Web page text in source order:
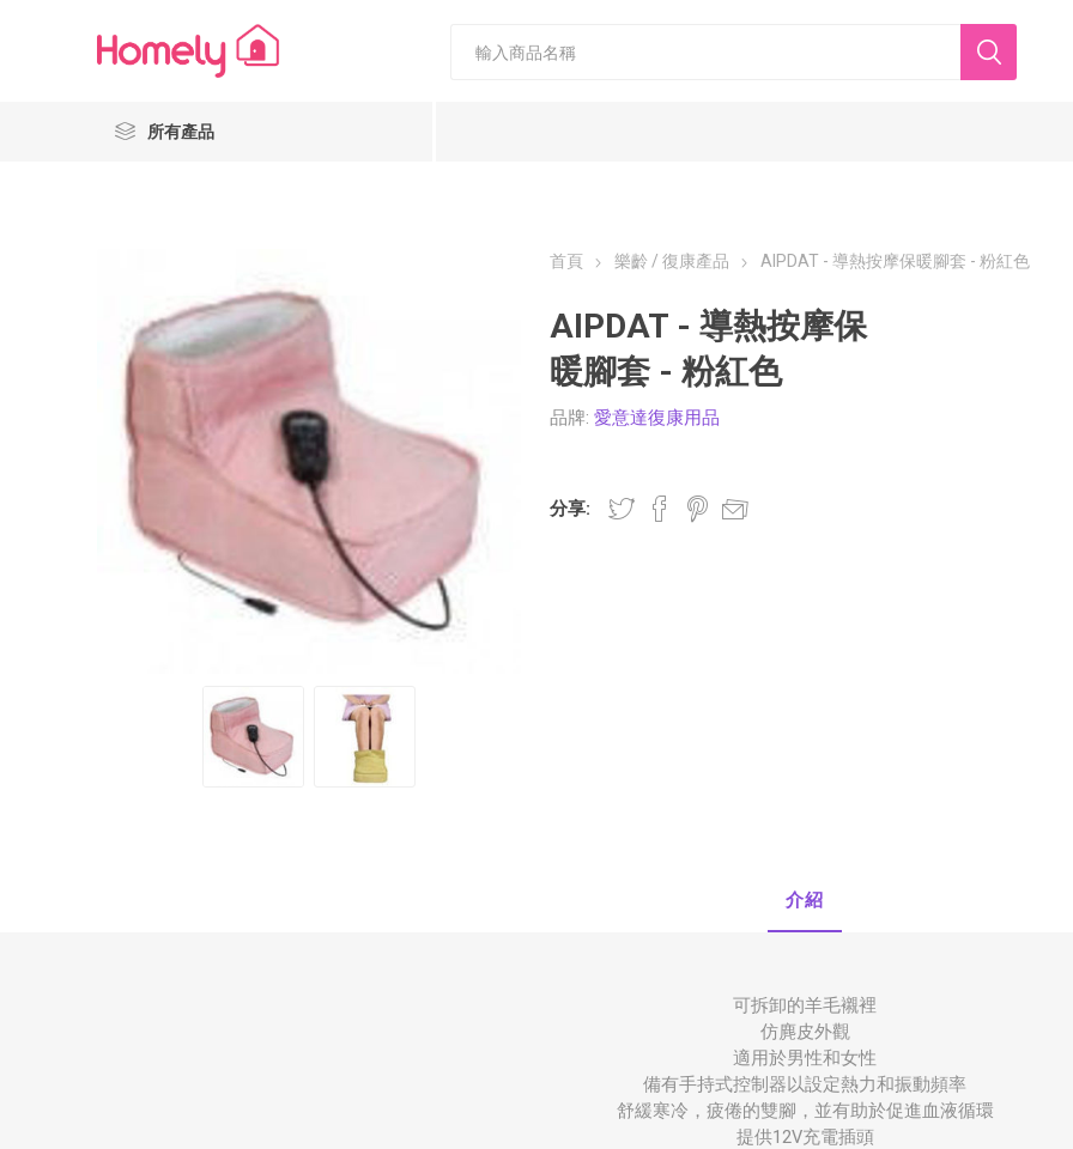
所有產品
香港美心
半島酒店 帝苑酒店
首頁 樂齡 / 復康產品 AIPDAT - 導熱按摩保暖腳套 - 粉紅色
AIPDAT - 導熱按摩保
暖腳套 - 粉紅色
品牌: 愛意達復康用品
分享:
介紹
可拆卸的羊毛襯裡
仿麂皮外觀
適用於男性和女性
備有手持式控制器以設定熱力和振動頻率
舒緩寒冷，疲倦的雙腳，並有助於促進血液循環
提供12V充電插頭